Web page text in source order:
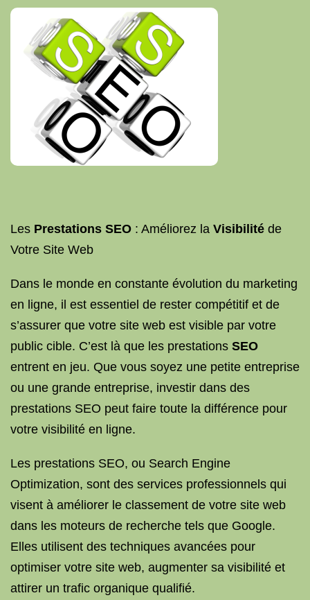
Les Prestations SEO : Améliorez la Visibilité de
Votre Site Web
Dans le monde en constante évolution du marketing
en ligne, il est essentiel de rester compétitif et de
s’assurer que votre site web est visible par votre
public cible. C’est là que les prestations SEO
entrent en jeu. Que vous soyez une petite entreprise
ou une grande entreprise, investir dans des
prestations SEO peut faire toute la différence pour
votre visibilité en ligne.
Les prestations SEO, ou Search Engine
Optimization, sont des services professionnels qui
visent à améliorer le classement de votre site web
dans les moteurs de recherche tels que Google.
Elles utilisent des techniques avancées pour
optimiser votre site web, augmenter sa visibilité et
attirer un trafic organique qualifié.